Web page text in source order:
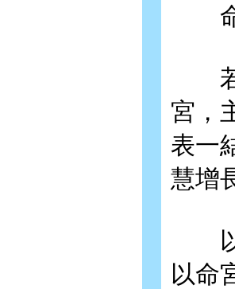
命
若
宮，
表一
慧增
以
以命